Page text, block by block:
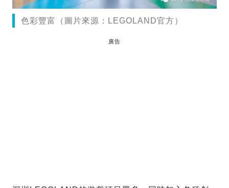
色彩豐富（圖片來源：LEGOLAND官方）
廣告